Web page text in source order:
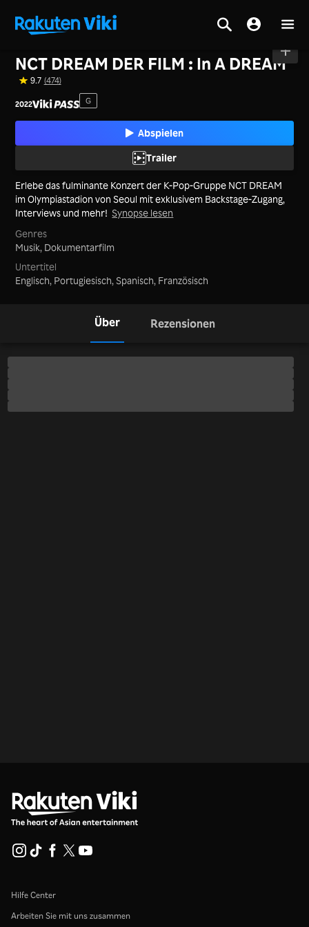
NCT DREAM DER FILM : In A DREAM
9.7 (474)
2022 G
Abspielen
Trailer
Erlebe das fulminante Konzert der K-Pop-Gruppe NCT DREAM
im Olympiastadion von Seoul mit exklusivem Backstage-Zugang,
Interviews und mehr! Synopse lesen
Genres
Musik, Dokumentarfilm
Untertitel
Englisch, Portugiesisch, Spanisch, Französisch
Über Rezensionen
Hilfe Center
Arbeiten Sie mit uns zusammen